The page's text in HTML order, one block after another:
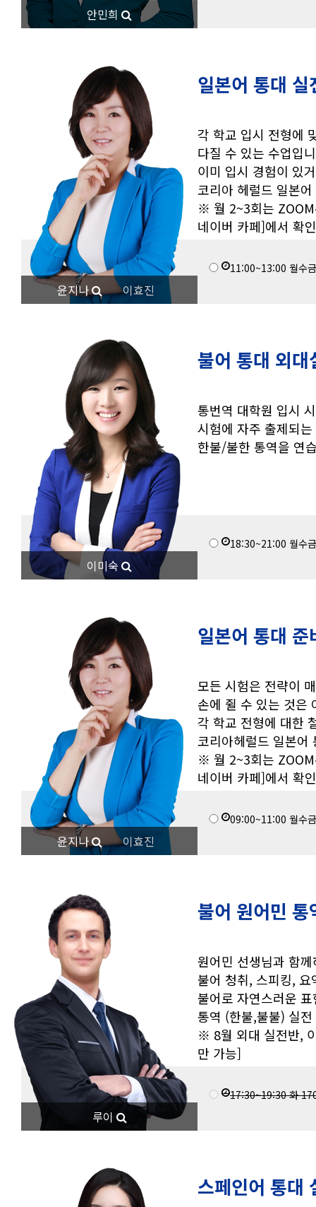
안민희
일본어 통대 실
각 학교 입시 전형에
다질 수 있는 수업입
이미 입시 경험이 있
코리아 헤럴드 일본
※ 월 2~3회는 ZOOM
네이버 카페]에서 확
11:00~13:00 월수금
윤지나 이효진
불어 통대 외
통번역 대학원 입시
시험에 자주 출제되
한불/불한 통역을 연
18:30~21:00 월수금
이미숙
일본어 통대 준
모든 시험은 전략이
손에 쥘 수 있는 것은
각 학교 전형에 대한
코리아헤럴드 일본어
※ 월 2~3회는 ZOOM
네이버 카페]에서 확
09:00~11:00 월수금
윤지나 이효진
불어 원어민 통
원어민 선생님과 함
불어 청취, 스피킹,
불어로 자연스러운
통역 (한불,불불) 실
※ 8월 외대 실전반,
만 가능]
17:30~19:30 화
루이
스페인어 통대